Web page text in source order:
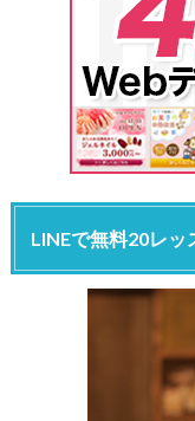
LINEで無料20レッ